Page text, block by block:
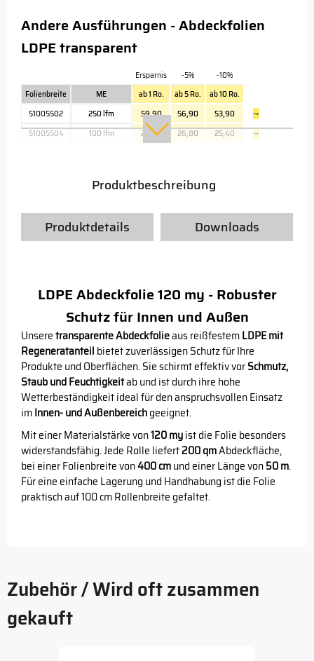
Andere Ausführungen - Abdeckfolien
LDPE transparent
Ersparnis -5%
-10%
Folienbreite
ME ab 1 Ro. ab 5 Ro.
ab 10 Ro.
51005502
250 lfm 59,90 56,90 53,90
→
51005504
100 lfm 28,20 26,80 25,40 →
Produktbeschreibung
Produktdetails Downloads
LDPE Abdeckfolie 120 my - Robuster
Schutz für Innen und Außen
Unseretransparente Abdeckfolieaus reißfestemLDPE mit
Regeneratanteil bietet zuverlässigen Schutz für Ihre
Produkte und Oberflächen. Sie schirmt effektiv vorSchmutz,
Staub und Feuchtigkeitab und ist durch ihre hohe
Wetterbeständigkeit ideal für den anspruchsvollen Einsatz
imInnen- und Außenbereichgeeignet.
Mit einer Materialstärke von120 myist die Folie besonders
widerstandsfähig. Jede Rolle liefert200 qmAbdeckfläche,
bei einer Folienbreite von400 cmund einer Länge von50 m.
Für eine einfache Lagerung und Handhabung ist die Folie
praktisch auf 100 cm Rollenbreite gefaltet.
Zubehör / Wird oft zusammen
gekauft